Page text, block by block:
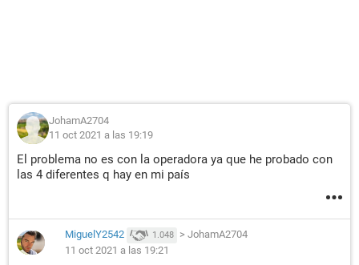
JohamA2704
11 oct 2021 a las 19:19
El problema no es con la operadora ya que he probado con
las 4 diferentes q hay en mi país
MiguelY2542 1.048 > JohamA2704
11 oct 2021 a las 19:21